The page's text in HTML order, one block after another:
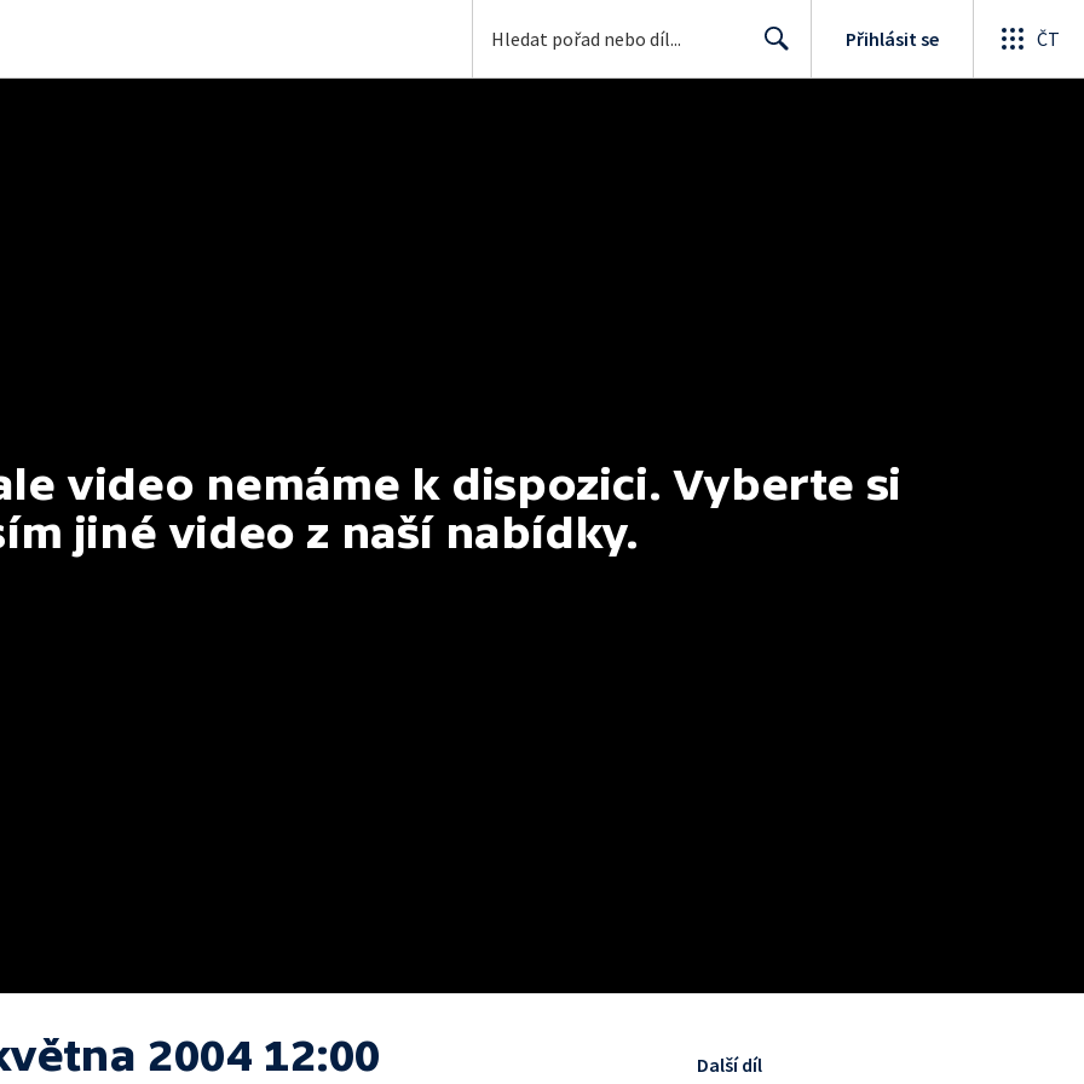
Přihlásit se ČT
video nemáme k dispozici. Vyberte si
jiné video z naší nabídky.
2004 12:00 Další díl